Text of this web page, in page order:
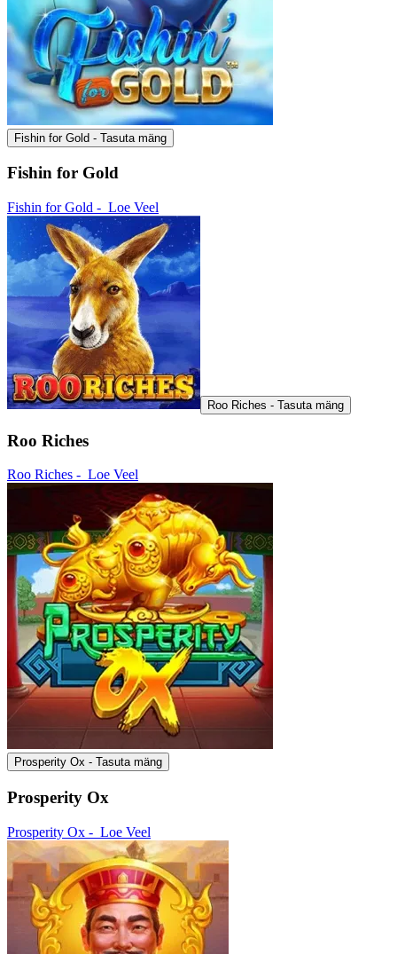
Fishin for Gold - Tasuta mäng
Fishin for Gold
Fishin for Gold - Loe Veel
Roo Riches - Tasuta mäng
Roo Riches
Roo Riches - Loe Veel
Prosperity Ox - Tasuta mäng
Prosperity Ox
Prosperity Ox - Loe Veel